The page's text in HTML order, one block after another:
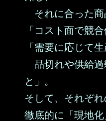
それに合った商
「コスト面で競
「需要に応じて生
品切れや供給過
と」。
そして、それぞ
徹底的に「現地化